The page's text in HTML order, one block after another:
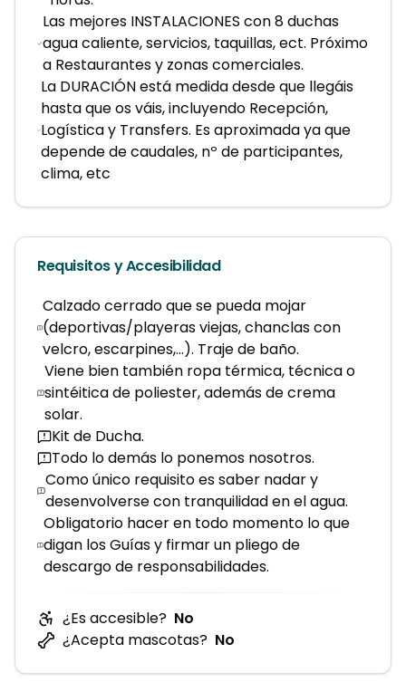
Las mejores INSTALACIONES con 8 duchas
agua caliente, servicios, taquillas, ect. Próximo
a Restaurantes y zonas comerciales.
La DURACIÓN está medida desde que llegáis
hasta que os váis, incluyendo Recepción,
Logística y Transfers. Es aproximada ya que
depende de caudales, nº de participantes,
clima, etc
Requisitos y Accesibilidad
Calzado cerrado que se pueda mojar
(deportivas/playeras viejas, chanclas con
velcro, escarpines,...). Traje de baño.
Viene bien también ropa térmica, técnica o
sintéitica de poliester, además de crema
solar.
Kit de Ducha.
Todo lo demás lo ponemos nosotros.
Como único requisito es saber nadar y
desenvolverse con tranquilidad en el agua.
Obligatorio hacer en todo momento lo que
digan los Guías y firmar un pliego de
descargo de responsabilidades.
¿Es accesible? No
¿Acepta mascotas? No